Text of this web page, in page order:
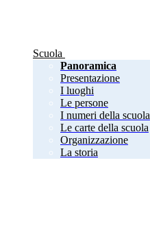
Scuola
Panoramica
Presentazione
I luoghi
Le persone
I numeri della scuola
Le carte della scuola
Organizzazione
La storia